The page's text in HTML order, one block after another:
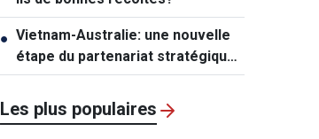
● Vietnam-Australie: une nouvelle
étape du partenariat stratégique
global
Les plus populaires